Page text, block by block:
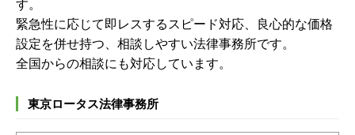
す。
緊急性に応じて即レスするスピード対応、良心的な価格
設定を併せ持つ、相談しやすい法律事務所です。
全国からの相談にも対応しています。
東京ロータス法律事務所